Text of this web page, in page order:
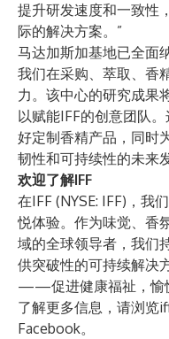
提升研发速度和一致性
际的解决方案。”
马达加斯加基地已全面
我们在采购、萃取、香
力。该中心的研究成果
以赋能IFF的创意团队
好定制香精产品，同时
韧性和可持续性的未来
欢迎了解IFF
在IFF (NYSE: IFF)，我
悦体验。作为味觉、香
域的全球领导者，我们
供突破性的可持续解决
——促进健康福祉，愉
了解更多信息，请浏览
Facebook。